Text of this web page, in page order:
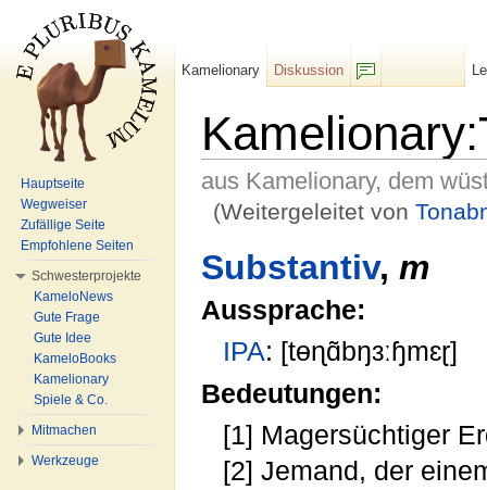
aus Kamelionary, dem
(Weitergeleitet von
Substantiv, m
Aussprache:
IPA: [tɵɳɑ̃bŋɜːɧmɛɽ]
Bedeutungen:
[1] Magersüchtiger
[2] Jemand, der
Kamelionary
Diskussion
Hauptseite
Wegweiser
Zufällige Seite
Empfohlene Seiten
Schwesterprojekte
KameloNews
Gute Frage
Gute Idee
KameloBooks
Kamelionary
Spiele & Co.
Mitmachen
Werkzeuge